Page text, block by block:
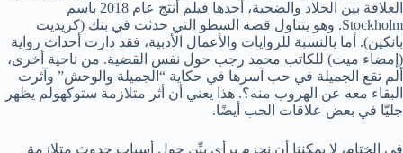
العلاقة بين الجلاد والضحية، أحدها فيلم أنتج عام 2018 باسم
Stockholm. وهو يتناول قصة السطو التي حدثت في بنك (كريديت
بانكين). أما بالنسبة للروايات والأعمال الأدبية، فقد دارت أحداث رواية
(إمضاء ميت) للكاتب محمد رجب حول نفس القضية. من ناحية أخرى،
ألم تقع الجميلة في حب آسرها في حكاية “الجميلة والوحش” وآثرت
البقاء معه عن الهروب منه؟. هذا يعني أن أثر متلازمة ستوكهولم يظهر
جليّا في بعض علاقات الحب أيضًا.
في الختام، لا يمكننا أن نجزم برأي بيِّن حول أسباب حدوث متلازمة